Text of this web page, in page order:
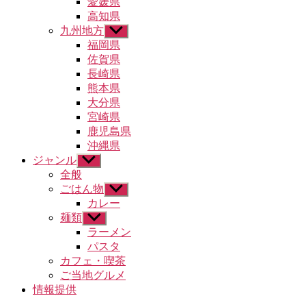
ュ
ー
を
表
示
高知県
九州地方 サ
ブ
メ
ニ
ュ
ー
を
表
示
福岡県
佐賀県
長崎県
熊本県
大分県
宮崎県
鹿児島県
沖縄県
ジャンル サ
ブ
メ
ュ
ー
を
表
示
全般
ごはん物 サ
ブ
ニ
ュ
ー
を
表
カレー
麺類 サ
ブ
メ
ュ
ー
ラーメン
パスタ
カフェ・喫茶
ご当地グルメ
情報提供